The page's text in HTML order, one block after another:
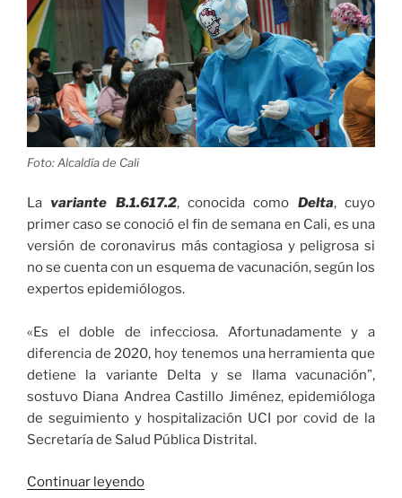
Foto: Alcaldía de Cali
La variante B.1.617.2, conocida como Delta, cuyo
primer caso se conoció el fin de semana en Cali, es una
versión de coronavirus más contagiosa y peligrosa si
no se cuenta con un esquema de vacunación, según los
expertos epidemiólogos.
«Es el doble de infecciosa. Afortunadamente y a
diferencia de 2020, hoy tenemos una herramienta que
detiene la variante Delta y se llama vacunación”,
sostuvo Diana Andrea Castillo Jiménez, epidemióloga
de seguimiento y hospitalización UCI por covid de la
Secretaría de Salud Pública Distrital.
Continuar leyendo«Esquema